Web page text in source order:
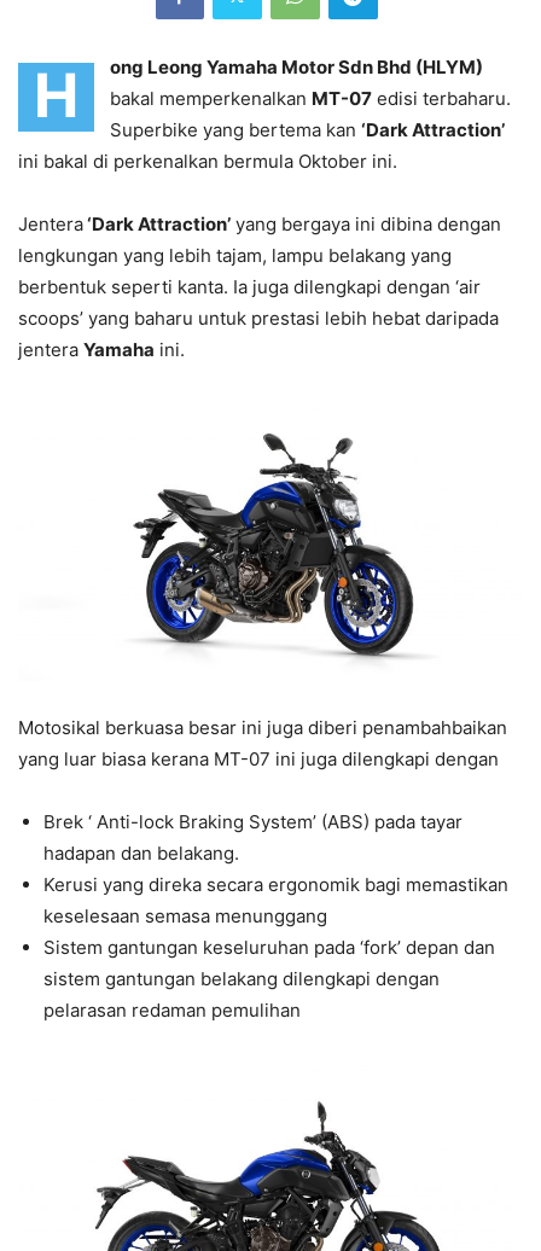
H
ong Leong Yamaha Motor Sdn Bhd (HLYM)
bakal memperkenalkan MT-07 edisi terbaharu.
Superbike yang bertema kan ‘Dark Attraction’
ini bakal di perkenalkan bermula Oktober ini.
Jentera‘Dark Attraction’ yang bergaya ini dibina dengan
lengkungan yang lebih tajam, lampu belakang yang
berbentuk seperti kanta. Ia juga dilengkapi dengan ‘air
scoops’ yang baharu untuk prestasi lebih hebat daripada
jentera Yamaha ini.
Motosikal berkuasa besar ini juga diberi penambahbaikan
yang luar biasa kerana MT-07 ini juga dilengkapi dengan
Brek ‘ Anti-lock Braking System’ (ABS) pada tayar
hadapan dan belakang.
Kerusi yang direka secara ergonomik bagi memastikan
keselesaan semasa menunggang
Sistem gantungan keseluruhan pada ‘fork’ depan dan
sistem gantungan belakang dilengkapi dengan
pelarasan redaman pemulihan